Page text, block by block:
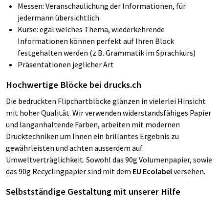
Messen: Veranschaulichung der Informationen, für
jedermann übersichtlich
Kurse: egal welches Thema, wiederkehrende
Informationen können perfekt auf Ihren Block
festgehalten werden (z.B. Grammatik im Sprachkurs)
Präsentationen jeglicher Art
Hochwertige Blöcke bei drucks.ch
Die bedruckten Flipchartblöcke glänzen in vielerlei Hinsicht
mit hoher Qualität. Wir verwenden widerstandsfähiges Papier
und langanhaltende Farben, arbeiten mit modernen
Drucktechniken um Ihnen ein brillantes Ergebnis zu
gewährleisten und achten ausserdem auf
Umweltverträglichkeit. Sowohl das 90g Volumenpapier, sowie
das 90g Recyclingpapier sind mit dem EU Ecolabelversehen.
Selbstständige Gestaltung mit unserer Hilfe